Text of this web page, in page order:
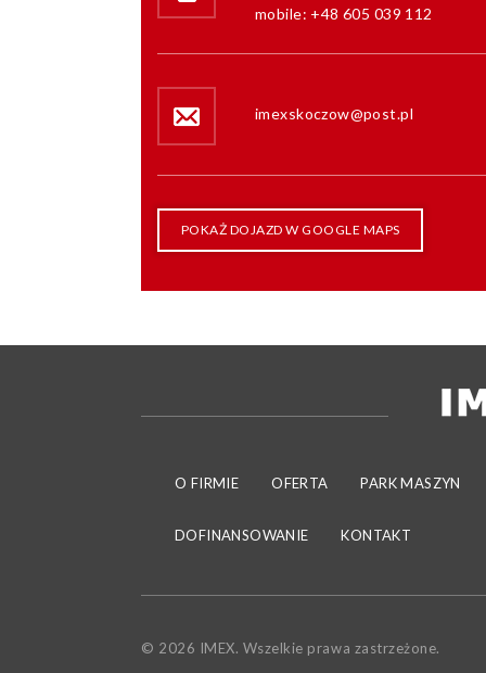
mobile: +48 605 039 112
imexskoczow@post.pl
POKAŻ DOJAZD W GOOGLE MAPS
O FIRMIE OFERTA PARK MASZYN
DOFINANSOWANIE KONTAKT
© 2026 IMEX. Wszelkie prawa zastrzeżone.